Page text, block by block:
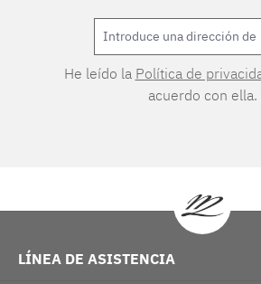
He leído la Política de
acuerdo con ella.
LÍNEA DE ASISTENCIA